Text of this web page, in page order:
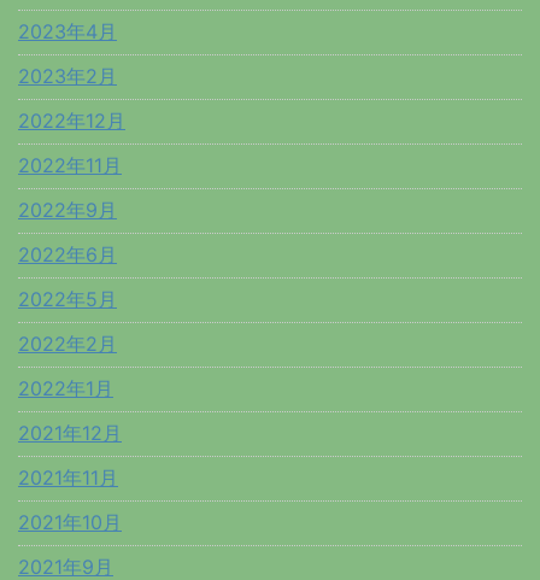
2023年4月
2023年2月
2022年12月
2022年11月
2022年9月
2022年6月
2022年5月
2022年2月
2022年1月
2021年12月
2021年11月
2021年10月
2021年9月